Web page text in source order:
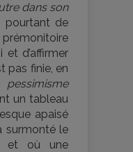
dans son
pourtant de
et d’affirmer
pas finie, en
pessimisme
un tableau
apaisé
surmonté le
et où une